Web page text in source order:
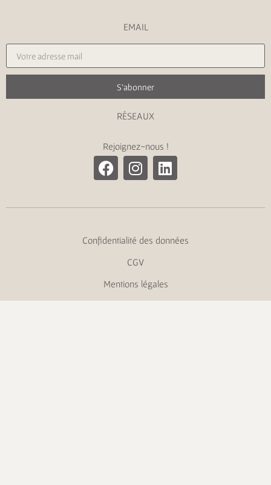
EMAIL
S'abonner
RÉSEAUX
Rejoignez-nous !
Confidentialité des données
CGV
Mentions légales